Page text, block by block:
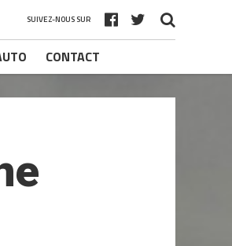
SUIVEZ-NOUS SUR
CONTACT